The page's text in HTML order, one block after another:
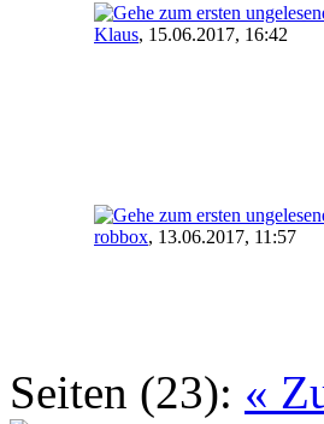
Klaus, 15.06.2017, 16:42
robbox, 13.06.2017, 11:57
Seiten (23): «